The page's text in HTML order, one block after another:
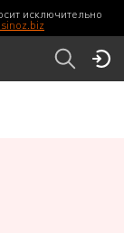
исключительно